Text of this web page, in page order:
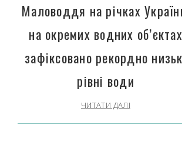
Маловоддя на річках
на окремих водних об’єктах
зафіксовано рекордно
рівні води
ЧИТАТИ ДАЛІ